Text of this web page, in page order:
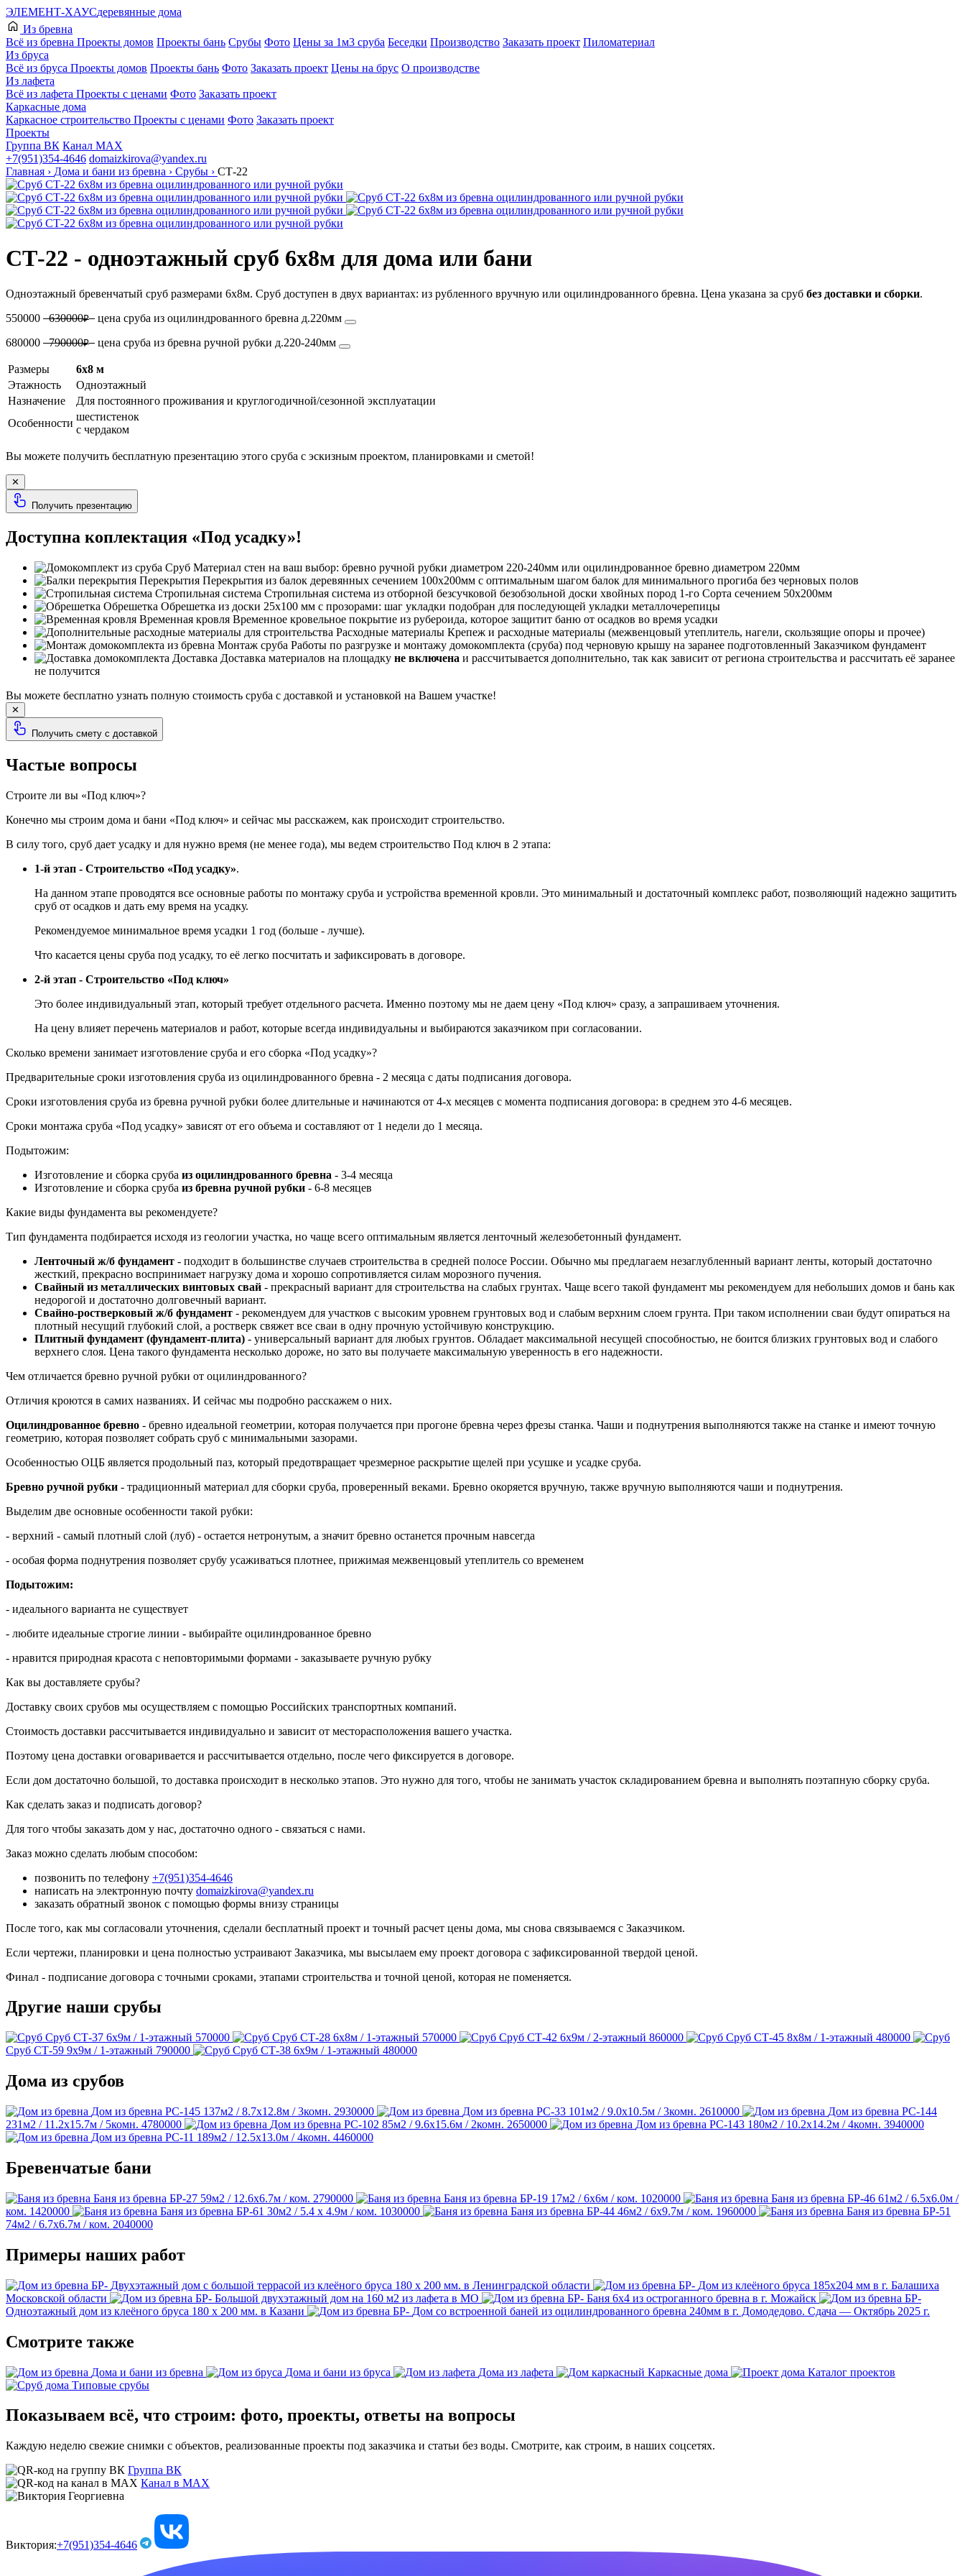
ЭЛЕМЕНТ-ХАУСдеревянные дома
Из бревна
Всё из бревна Проекты домов Проекты бань Срубы Фото Цены за 1м3 сруба Беседки Производство Заказать проект Пиломатериал
Из бруса
Всё из бруса Проекты домов Проекты бань Фото Заказать проект Цены на брус О производстве
Из лафета
Всё из лафета Проекты с ценами Фото Заказать проект
Каркасные дома
Каркасное строительство Проекты с ценами Фото Заказать проект
Проекты
Группа ВК Канал МАХ
+7(951)354-4646 domaizkirova@yandex.ru
Главная › Дома и бани из бревна › Срубы › СТ-22
СТ-22 - одноэтажный сруб 6х8м для дома или бани
Одноэтажный бревенчатый сруб размерами 6х8м. Сруб доступен в двух вариантах: из рубленного вручную или оцилиндрованного бревна. Цена указана за сруб без доставки и сборки.
550000 630000₽
цена сруба из оцилиндрованного бревна д.220мм
680000 790000₽ цена сруба из бревна ручной рубки д.220-240мм
Размеры
6х8 м
Этажность
Одноэтажный
Назначение
Для постоянного проживания и круглогодичной/сезонной эксплуатации
Особенности
шестистенок
с чердаком
Вы можете получить бесплатную презентацию этого сруба с эскизным проектом, планировками и сметой!
✕
Получить презентацию
Доступна коплектация «Под усадку»!
Сруб Материал стен на ваш выбор: бревно ручной рубки диаметром 220-240мм или оцилиндрованное бревно диаметром 220мм
Перекрытия Перекрытия из балок деревянных сечением 100х200мм с оптимальным шагом балок для минимального прогиба без черновых полов
Стропильная система Стропильная система из отборной безсучковой безобзольной доски хвойных пород 1-го Сорта сечением 50х200мм
Обрешетка Обрешетка из доски 25х100 мм с прозорами: шаг укладки подобран для последующей укладки металлочерепицы
Временная кровля Временное кровельное покрытие из рубероида, которое защитит баню от осадков во время усадки
Расходные материалы Крепеж и расходные материалы (межвенцовый утеплитель, нагели, скользящие опоры и прочее)
Монтаж сруба Работы по разгрузке и монтажу домокомплекта (сруба) под черновую крышу на заранее подготовленный Заказчиком фундамент
Доставка Доставка материалов на площадку не включена и рассчитывается дополнительно, так как зависит от региона строительства и рассчитать её заранее
не получится
Вы можете бесплатно узнать полную стоимость сруба с доставкой и установкой на Вашем участке!
✕
Получить смету с доставкой
Частые вопросы
Строите ли вы «Под ключ»?
Конечно мы строим дома и бани «Под ключ» и сейчас мы расскажем, как происходит строительство.
В силу того, сруб дает усадку и для нужно время (не менее года), мы ведем строительство Под ключ в 2 этапа:
1-й этап - Строительство «Под усадку».
На данном этапе проводятся все основные работы по монтажу сруба и устройства временной кровли. Это минимальный и достаточный комплекс работ, позволяющий надежно защитить
сруб от осадков и дать ему время на усадку.
Рекомендуемое минимальное время усадки 1 год (больше - лучше).
Что касается цены сруба под усадку, то её легко посчитать и зафиксировать в договоре.
2-й этап - Строительство «Под ключ»
Это более индивидуальный этап, который требует отдельного расчета. Именно поэтому мы не даем цену «Под ключ» сразу, а запрашиваем уточнения.
На цену влияет перечень материалов и работ, которые всегда индивидуальны и выбираются заказчиком при согласовании.
Сколько времени занимает изготовление сруба и его сборка «Под усадку»?
Предварительные сроки изготовления сруба из оцилиндрованного бревна - 2 месяца с даты подписания договора.
Сроки изготовления сруба из бревна ручной рубки более длительные и начинаются от 4-х месяцев с момента подписания договора: в среднем это 4-6 месяцев.
Сроки монтажа сруба «Под усадку» зависят от его объема и составляют от 1 недели до 1 месяца.
Подытожим:
Изготовление и сборка сруба из оцилиндрованного бревна - 3-4 месяца
Изготовление и сборка сруба из бревна ручной рубки - 6-8 месяцев
Какие виды фундамента вы рекомендуете?
Тип фундамента подбирается исходя из геологии участка, но чаще всего оптимальным является ленточный железобетонный фундамент.
Ленточный ж/б фундамент - подходит в большинстве случаев строительства в средней полосе России. Обычно мы предлагаем незаглубленный вариант ленты, который достаточно
жесткий, прекрасно воспринимает нагрузку дома и хорошо сопротивляется силам морозного пучения.
Свайный из металлических винтовых свай - прекрасный вариант для строительства на слабых грунтах. Чаще всего такой фундамент мы рекомендуем для небольших домов и бань как
недорогой и достаточно долговечный вариант.
Свайно-ростверковый ж/б фундамент - рекомендуем для участков с высоким уровнем грунтовых вод и слабым верхним слоем грунта. При таком исполнении сваи будут опираться на
плотный несущий глубокий слой, а ростверк свяжет все сваи в одну прочную устойчивую конструкцию.
Плитный фундамент (фундамент-плита) - универсальный вариант для любых грунтов. Обладает максимальной несущей способностью, не боится близких грунтовых вод и слабого
верхнего слоя. Цена такого фундамента несколько дороже, но зато вы получаете максимальную уверенность в его надежности.
Чем отличается бревно ручной рубки от оцилиндрованного?
Отличия кроются в самих названиях. И сейчас мы подробно расскажем о них.
Оцилиндрованное бревно - бревно идеальной геометрии, которая получается при прогоне бревна через фрезы станка. Чаши и поднутрения выполняются также на станке и имеют точную
геометрию, которая позволяет собрать сруб с минимальными зазорами.
Особенностью ОЦБ является продольный паз, который предотвращает чрезмерное раскрытие щелей при усушке и усадке сруба.
Бревно ручной рубки - традиционный материал для сборки сруба, проверенный веками. Бревно окоряется вручную, также вручную выполняются чаши и поднутрения.
Выделим две основные особенности такой рубки:
- верхний - самый плотный слой (луб) - остается нетронутым, а значит бревно останется прочным навсегда
- особая форма поднутрения позволяет срубу усаживаться плотнее, прижимая межвенцовый утеплитель со временем
Подытожим:
- идеального варианта не существует
- любите идеальные строгие линии - выбирайте оцилиндрованное бревно
- нравится природная красота с неповторимыми формами - заказываете ручную рубку
Как вы доставляете срубы?
Доставку своих срубов мы осуществляем с помощью Российских транспортных компаний.
Стоимость доставки рассчитывается индивидуально и зависит от месторасположения вашего участка.
Поэтому цена доставки оговаривается и рассчитывается отдельно, после чего фиксируется в договоре.
Если дом достаточно большой, то доставка происходит в несколько этапов. Это нужно для того, чтобы не занимать участок складированием бревна и выполнять поэтапную сборку сруба.
Как сделать заказ и подписать договор?
Для того чтобы заказать дом у нас, достаточно одного - связаться с нами.
Заказ можно сделать любым способом:
позвонить по телефону +7(951)354-4646
написать на электронную почту domaizkirova@yandex.ru
заказать обратный звонок с помощью формы внизу страницы
После того, как мы согласовали уточнения, сделали бесплатный проект и точный расчет цены дома, мы снова связываемся с Заказчиком.
Если чертежи, планировки и цена полностью устраивают Заказчика, мы высылаем ему проект договора с зафиксированной твердой ценой.
Финал - подписание договора с точными сроками, этапами строительства и точной ценой, которая не поменяется.
Другие наши срубы
Сруб СТ-37 6х9м / 1-этажный 570000 Сруб СТ-28 6х8м / 1-этажный 570000 Сруб СТ-42 6х9м / 2-этажный 860000 Сруб СТ-45 8х8м / 1-этажный 480000
Сруб СТ-59 9х9м / 1-этажный 790000 Сруб СТ-38 6х9м / 1-этажный 480000
Дома из срубов
Дом из бревна РС-145 137м2 / 8.7х12.8м / 3комн. 2930000 Дом из бревна РС-33 101м2 / 9.0х10.5м / 3комн. 2610000
Дом из бревна РС-144
231м2 / 11.2х15.7м / 5комн. 4780000 Дом из бревна РС-102 85м2 / 9.6х15.6м / 2комн. 2650000 Дом из бревна РС-143 180м2 / 10.2х14.2м / 4комн. 3940000
Дом из бревна РС-11 189м2 / 12.5х13.0м / 4комн. 4460000
Бревенчатые бани
Баня из бревна БР-27 59м2 / 12.6х6.7м / ком. 2790000 Баня из бревна БР-19 17м2 / 6х6м / ком. 1020000 Баня из бревна БР-46 61м2 / 6.5х6.0м /
ком. 1420000 Баня из бревна БР-61 30м2 / 5.4 х 4.9м / ком. 1030000 Баня из бревна БР-44 46м2 / 6х9.7м / ком. 1960000
Баня из бревна БР-51
74м2 / 6.7х6.7м / ком. 2040000
Примеры наших работ
Двухэтажный дом с большой террасой из клеёного бруса 180 х 200 мм. в Ленинградской области
Дом из клеёного бруса 185х204 мм в г. Балашиха
Московской области
Большой двухэтажный дом на 160 м2 из лафета в МО
Баня 6х4 из остроганного бревна в г. Можайск
Одноэтажный дом из клеёного бруса 180 х 200 мм. в Казани
Дом со встроенной баней из оцилиндрованного бревна 240мм в г. Домодедово. Сдача — Октябрь 2025 г.
Смотрите также
Дома и бани из бревна Дома и бани из бруса Дома из лафета Каркасные дома
Каталог проектов
Типовые срубы
Показываем всё, что строим: фото, проекты, ответы на вопросы
Каждую неделю свежие снимки с объектов, реализованные проекты под заказчика и статьи без воды. Смотрите, как строим, в наших соцсетях.
Группа ВК
Канал в МАХ
Виктория:+7(951)354-4646